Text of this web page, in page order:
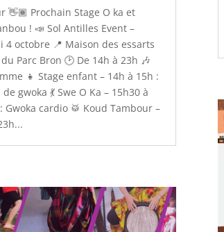
👋🏾 Prochain Stage O ka et
! 📣 Sol Antilles Event –
4 octobre 📍 Maison des essarts
Parc Bron 🕑 De 14h à 23h 🎶
👧 Stage enfant – 14h à 15h :
gwoka 💃 Swe O Ka – 15h30 à
Gwoka cardio 🥁 Koud Tambour –